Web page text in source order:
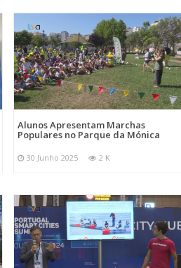
Alunos Apresentam Marchas
Populares no Parque da Mónica
30 Junho 2025 2 K